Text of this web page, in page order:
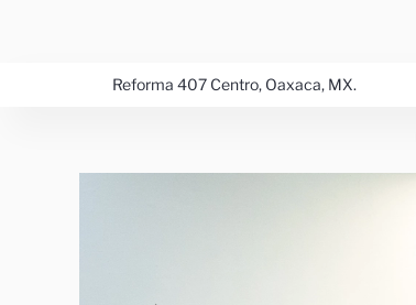
Reforma 407 Centro, Oaxaca, MX.